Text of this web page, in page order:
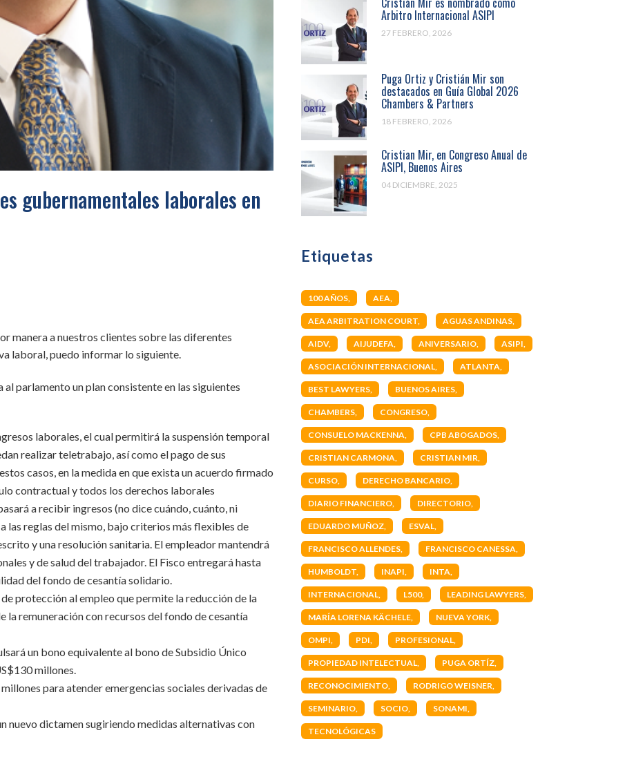
gubernamentales laborales en
manera a nuestros clientes sobre las diferentes
laboral, puedo informar lo siguiente.
parlamento un plan consistente en las siguientes
laborales, el cual permitirá la suspensión temporal
realizar teletrabajo, así como el pago de sus
casos, en la medida en que exista un acuerdo firmado
contractual y todos los derechos laborales
a recibir ingresos (no dice cuándo, cuánto, ni
las reglas del mismo, bajo criterios más flexibles de
y una resolución sanitaria. El empleador mantendrá
y de salud del trabajador. El Fisco entregará hasta
del fondo de cesantía solidario.
protección al empleo que permite la reducción de la
la remuneración con recursos del fondo de cesantía
un bono equivalente al bono de Subsidio Único
millones.
para atender emergencias sociales derivadas de
nuevo dictamen sugiriendo medidas alternativas con
Arbitro Internacional ASIPI
27 FEBRERO, 2026
Puga Ortiz y Cristián Mir son
destacados en Guía Global 2026
Chambers & Partners
18 FEBRERO, 2026
Cristian Mir, en Congreso Anual de
ASIPI, Buenos Aires
04 DICIEMBRE, 2025
Etiquetas
100 AÑOS AEA
AEA ARBITRATION COURT AGUAS ANDINAS
AIDV AIJUDEFA ANIVERSARIO ASIPI
ASOCIACIÓN INTERNACIONAL ATLANTA
BEST LAWYERS BUENOS AIRES
CHAMBERS CONGRESO
CONSUELO MACKENNA CPB ABOGADOS
CRISTIAN CARMONA CRISTIAN MIR
CURSO DERECHO BANCARIO
DIARIO FINANCIERO DIRECTORIO
EDUARDO MUÑOZ ESVAL
FRANCISCO ALLENDES FRANCISCO CANESSA
HUMBOLDT INAPI INTA
INTERNACIONAL L500 LEADING LAWYERS
MARÍA LORENA KÄCHELE NUEVA YORK
OMPI PDI PROFESIONAL
PROPIEDAD INTELECTUAL PUGA ORTÍZ
RECONOCIMIENTO RODRIGO WEISNER
SEMINARIO SOCIO SONAMI
TECNOLÓGICAS